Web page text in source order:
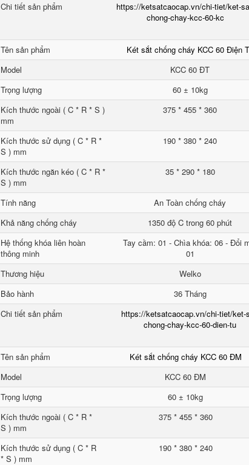
Chi tiết sản phẩm
https://ketsatcaocap.vn/chi-tiet/ket-
chong-chay-kcc-60-kc
Tên sản phẩm
Két sắt chống cháy KCC 60 Điện
Model
KCC 60 ĐT
Trọng lượng
60 ± 10kg
Kích thước ngoài ( C * R * S )
mm
375 * 455 * 360
Kích thước sử dụng ( C * R *
S ) mm
190 * 380 * 240
Kích thước ngăn kéo ( C * R *
S ) mm
35 * 290 * 180
Tính năng
An Toàn chống cháy
Khả năng chống cháy
1350 độ C trong 60 phút
Hệ thống khóa liên hoàn
thông minh
Tay cầm: 01 - Chìa khóa: 06 - Đổi
01
Thương hiệu
Welko
Bảo hành
36 Tháng
Chi tiết sản phẩm
https://ketsatcaocap.vn/chi-tiet/ket-
chong-chay-kcc-60-dien-tu
Tên sản phẩm
Két sắt chống cháy KCC 60 ĐM
Model
KCC 60 ĐM
Trọng lượng
60 ± 10kg
Kích thước ngoài ( C * R *
S ) mm
375 * 455 * 360
Kích thước sử dụng ( C * R
* S ) mm
190 * 380 * 240